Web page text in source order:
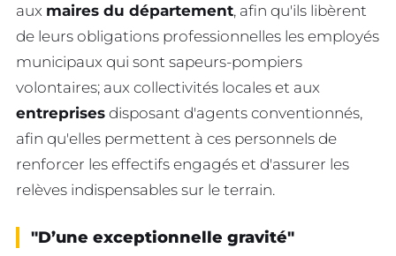
aux maires du département, afin qu'ils libèrent
de leurs obligations professionnelles les employés
municipaux qui sont sapeurs-pompiers
volontaires; aux collectivités locales et aux
entreprises disposant d'agents conventionnés,
afin qu'elles permettent à ces personnels de
renforcer les effectifs engagés et d'assurer les
relèves indispensables sur le terrain.
"D’une exceptionnelle gravité"